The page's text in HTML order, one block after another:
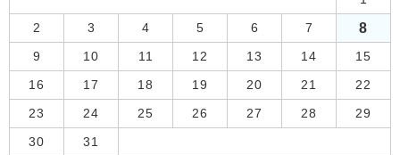
2 3 4 5 6 7 8
9 10 11 12 13 14 15
16 17 18 19 20 21 22
23 24 25 26 27 28 29
30 31